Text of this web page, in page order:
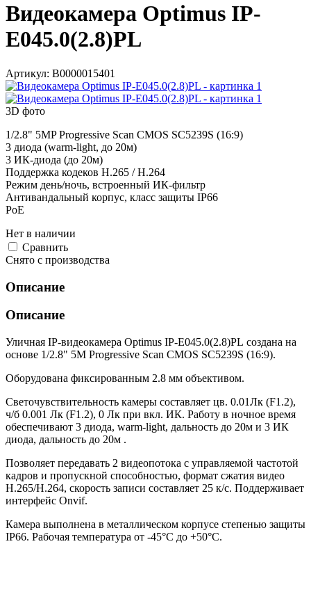
Видеокамера Optimus IP-
E045.0(2.8)PL
Артикул: В0000015401
3D фото
1/2.8" 5MP Progressive Scan CMOS SC5239S (16:9)
3 диода (warm-light, до 20м)
3 ИК-диодa (до 20м)
Поддержка кодеков H.265 / H.264
Режим день/ночь, встроенный ИК-фильтр
Антивандальный корпус, класс защиты IР66
PoE
Нет в наличии
Cравнить
Снято с производства
Описание
Описание
Уличная IP-видеокамера Optimus IP-E045.0(2.8)PL создана на
основе 1/2.8" 5M Progressive Scan CMOS SC5239S (16:9).
Оборудована фиксированным 2.8 мм объективом.
Светочувствительность камеры составляет цв. 0.01Лк (F1.2),
ч/б 0.001 Лк (F1.2), 0 Лк при вкл. ИК. Работу в ночное время
обеспечивают 3 диода, warm-light, дальность до 20м и 3 ИК
диода, дальность до 20м .
Позволяет передавать 2 видеопотока с управляемой частотой
кадров и пропускной способностью, формат сжатия видео
H.265/H.264, скорость записи составляет 25 к/с. Поддерживает
интерфейс Onvif.
Камера выполнена в металлическом корпусе степенью защиты
IP66. Рабочая температура от -45°С до +50°С.